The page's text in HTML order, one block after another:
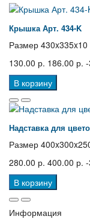
Крышка Арт. 434-K
Размер
130.00 р. 186.00 р.
В корзину
Надставка для
Размер
280.00 р. 400.00 р.
В корзину
Информация